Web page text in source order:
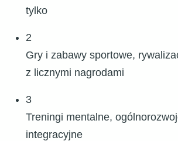
tylko
2
Gry i zabawy sportowe,
z licznymi nagrodami
3
Treningi mentalne,
integracyjne